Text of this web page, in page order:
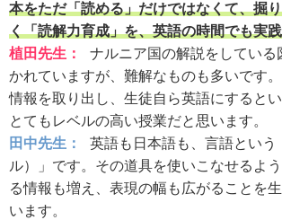
本をただ「読める」だけではなくて、掘
く「読解力育成」を、英語の時間でも実
植田先生：
ナルニア国の解説をしている
かれていますが、難解なものも多いです
情報を取り出し、生徒自ら英語にするとい
とてもレベルの高い授業だと思います。
田中先生：
英語も日本語も、言語という
ル）」です。その道具を使いこなせるよ
る情報も増え、表現の幅も広がることを
います。